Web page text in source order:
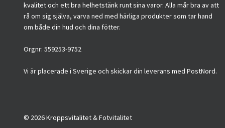
kvalitet och ett bra helhetstänk runt sina varor. Alla mår bra av att
rå om sig själva, varva ned med härliga produkter som tar hand
om både din hud och dina fötter.
Orgnr: 559253-9752
Vi är placerade i Sverige och skickar din leverans med PostNord.
© 2026 Kroppsvitalitet & Fotvitalitet